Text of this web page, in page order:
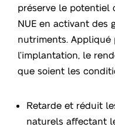
préserve le potentiel
NUE en activant des
nutriments. Appliqué
l’implantation, le
que soient les
Retarde et réduit
naturels affectant